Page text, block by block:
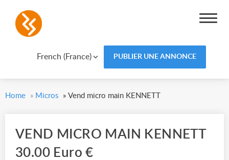
French (France) PUBLIER UNE ANNONCE
Home » Micros » Vend micro main KENNETT
VEND MICRO MAIN KENNETT
30.00 Euro €